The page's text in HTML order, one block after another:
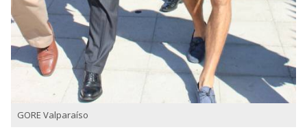
GORE Valparaíso